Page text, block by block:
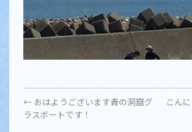
← おはようございます青の洞窟グ
ラスボートです！
こん